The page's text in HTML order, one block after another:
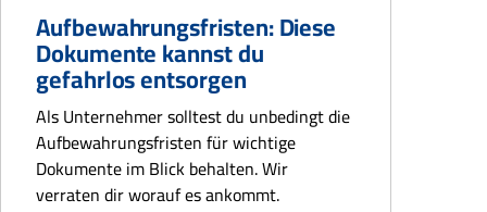
Aufbewahrungsfristen: Diese
Dokumente kannst du
gefahrlos entsorgen
Als Unternehmer solltest du unbedingt die
Aufbewahrungsfristen für wichtige
Dokumente im Blick behalten. Wir
verraten dir worauf es ankommt.